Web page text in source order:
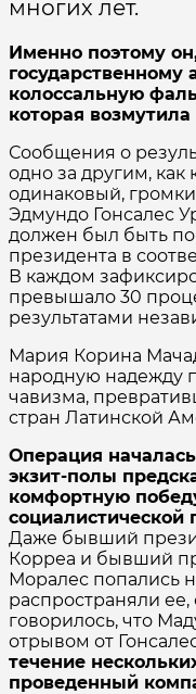
многих лет.
Именно поэтому
государственному
колоссальную
которая
Сообщения о
одно за другим, как
одинаковый,
Эдмундо Гонсалес
должен был быть
президента в
В каждом
превышало 30
результатами
Мария Корина
народную надежду
чавизма,
стран Латинской
Операция
экзит-полы
комфортную
социалистической
Даже бывший
Корреа и бывший
Моралес попались
распространяли
говорилось, что
отрывом от
течение
проведенный